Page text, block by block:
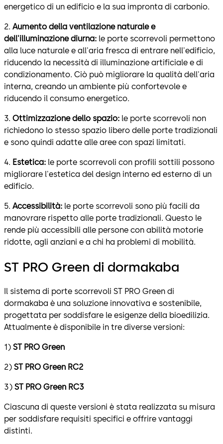
energetico di un edificio e la sua impronta di carbonio.
2. Aumento della ventilazione naturale e
dell'illuminazione diurna: le porte scorrevoli permettono
alla luce naturale e all'aria fresca di entrare nell'edificio,
riducendo la necessità di illuminazione artificiale e di
condizionamento. Ciò può migliorare la qualità dell'aria
interna, creando un ambiente più confortevole e
riducendo il consumo energetico.
3. Ottimizzazione dello spazio: le porte scorrevoli non
richiedono lo stesso spazio libero delle porte tradizionali
e sono quindi adatte alle aree con spazi limitati.
4. Estetica: le porte scorrevoli con profili sottili possono
migliorare l'estetica del design interno ed esterno di un
edificio.
5. Accessibilità: le porte scorrevoli sono più facili da
manovrare rispetto alle porte tradizionali. Questo le
rende più accessibili alle persone con abilità motorie
ridotte, agli anziani e a chi ha problemi di mobilità.
ST PRO Green di dormakaba
Il sistema di porte scorrevoli ST PRO Green di
dormakaba è una soluzione innovativa e sostenibile,
progettata per soddisfare le esigenze della bioedilizia.
Attualmente è disponibile in tre diverse versioni:
1) ST PRO Green
2) ST PRO Green RC2
3) ST PRO Green RC3
Ciascuna di queste versioni è stata realizzata su misura
per soddisfare requisiti specifici e offrire vantaggi
distinti.